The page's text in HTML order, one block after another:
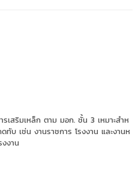
เสริมเหล็ก ตาม มอก. ชั้น 3 เหมาะสำห
ทับ เช่น งานราชการ โรงงาน และงานห
งาน